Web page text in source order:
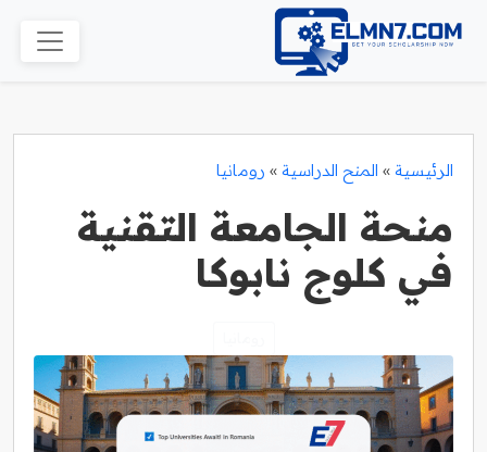
الرئيسية » المنح الدراسية » رومانيا
منحة الجامعة التقنية
في كلوج نابوكا